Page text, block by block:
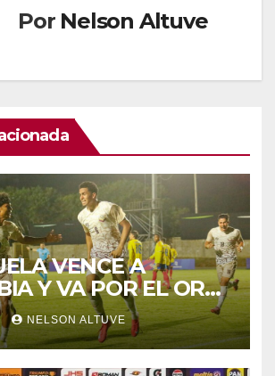
Por Nelson Altuve
VENCE A
Y VA POR EL ORO
NELSON ALTUVE